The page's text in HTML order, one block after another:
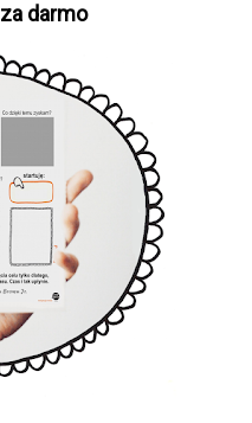
za darmo